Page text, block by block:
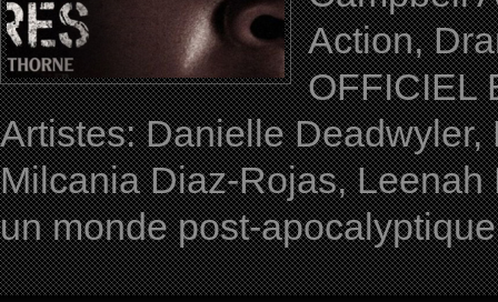
Action,
OFFICIEL
Artistes: Danielle Deadwyler,
Milcania Diaz-Rojas,
un monde post-